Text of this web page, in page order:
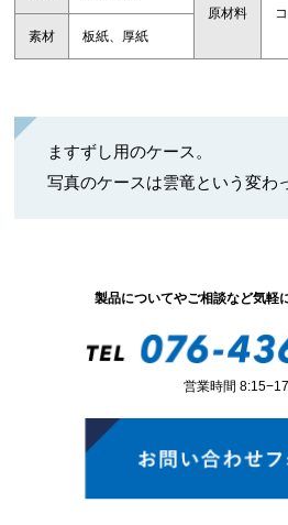
原材料
素材
板紙、厚紙
ますずし用のケース。
写真のケースは雲竜という変わ
製品についてやご相談など気軽
営業時間